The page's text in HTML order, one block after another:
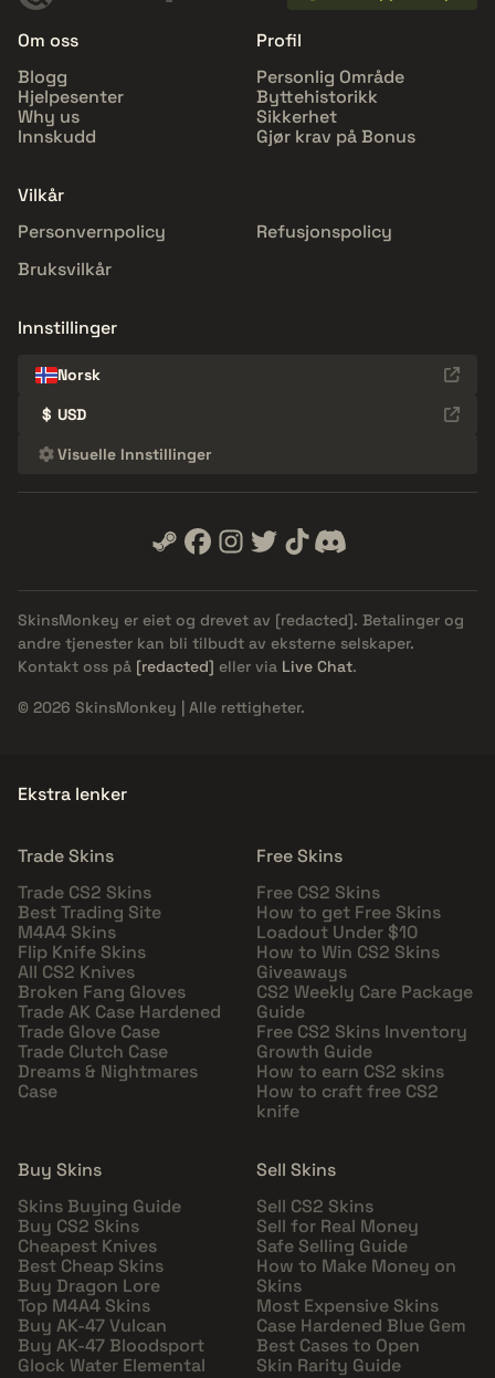
Om oss
Blogg
Hjelpesenter
Why us
Innskudd
Profil
Personlig Område
Byttehistorikk
Sikkerhet
Gjør krav på Bonus
Vilkår
Personvernpolicy
Refusjonspolicy
Bruksvilkår
Innstillinger
Norsk
$ USD
Visuelle Innstillinger
SkinsMonkey er eiet og drevet av [redacted]. Betalinger og
andre tjenester kan bli tilbudt av eksterne selskaper.
Kontakt oss på [redacted] eller via Live Chat.
© 2026 SkinsMonkey | Alle rettigheter.
Ekstra lenker
Trade Skins
Trade CS2 Skins
Best Trading Site
M4A4 Skins
Flip Knife Skins
All CS2 Knives
Broken Fang Gloves
Trade AK Case Hardened
Trade Glove Case
Trade Clutch Case
Dreams & Nightmares
Case
Free Skins
Free CS2 Skins
How to get Free Skins
Loadout Under $10
How to Win CS2 Skins
Giveaways
CS2 Weekly Care Package
Guide
Free CS2 Skins Inventory
Growth Guide
How to earn CS2 skins
How to craft free CS2
knife
Buy Skins
Skins Buying Guide
Buy CS2 Skins
Cheapest Knives
Best Cheap Skins
Buy Dragon Lore
Top M4A4 Skins
Buy AK-47 Vulcan
Buy AK-47 Bloodsport
Glock Water Elemental
Sell Skins
Sell CS2 Skins
Sell for Real Money
Safe Selling Guide
How to Make Money on
Skins
Most Expensive Skins
Case Hardened Blue Gem
Best Cases to Open
Skin Rarity Guide